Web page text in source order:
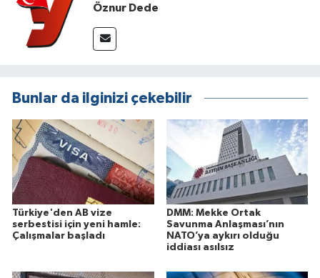
Öznur Dede
Bunlar da ilginizi çekebilir
Türkiye'den AB vize
serbestisi için yeni hamle:
Çalışmalar başladı
DMM: Mekke Ortak
Savunma Anlaşması’nın
NATO’ya aykırı olduğu
iddiası asılsız